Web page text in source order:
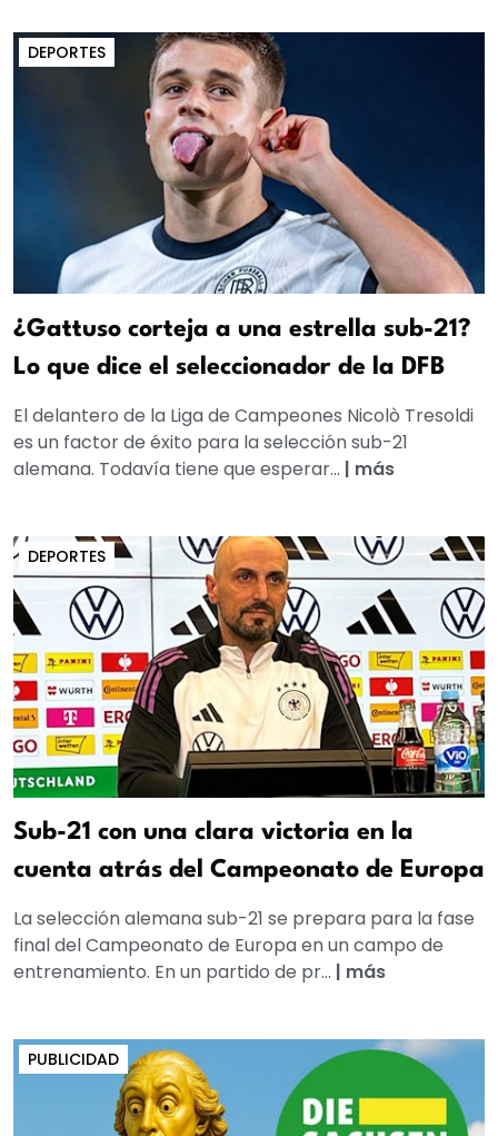
DEPORTES
¿Gattuso corteja a una estrella sub-21?
Lo que dice el seleccionador de la DFB
El delantero de la Liga de Campeones Nicolò Tresoldi
es un factor de éxito para la selección sub-21
alemana. Todavía tiene que esperar... | más
DEPORTES
Sub-21 con una clara victoria en la
cuenta atrás del Campeonato de Europa
La selección alemana sub-21 se prepara para la fase
final del Campeonato de Europa en un campo de
entrenamiento. En un partido de pr... | más
PUBLICIDAD